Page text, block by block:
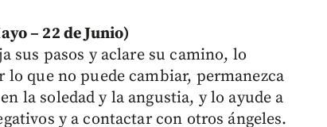
– 22 de Junio)
sus pasos y aclare su camino, lo
que no puede cambiar, permanezca
la soledad y la angustia, y lo ayude a
y a contactar con otros ángeles.